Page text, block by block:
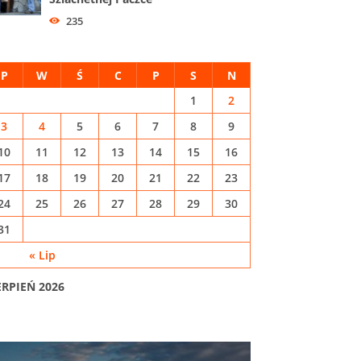
235
2026
P W Ś C P S N
« Lip
1
2
3
4 5 6 7 8
9
11 12 13 14 15
16
18 19 20 21 22
23
25 26 27 28 29
30